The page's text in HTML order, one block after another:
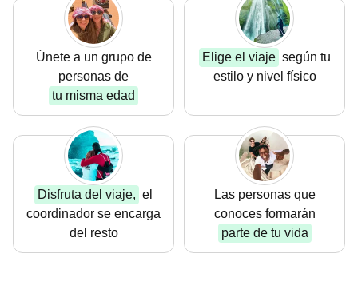
Únete a un grupo de
personas de
tu misma edad
Elige el viaje según tu
estilo y nivel físico
Disfruta del viaje, el
coordinador se encarga
del resto
Las personas que
conoces formarán
parte de tu vida